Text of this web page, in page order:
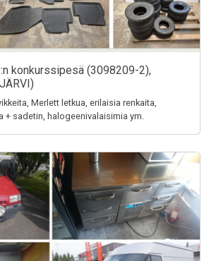
konkurssipesä (3098209-2),
Merlett letkua, erilaisia renkaita,
+ sadetin, halogeenivalaisimia ym.